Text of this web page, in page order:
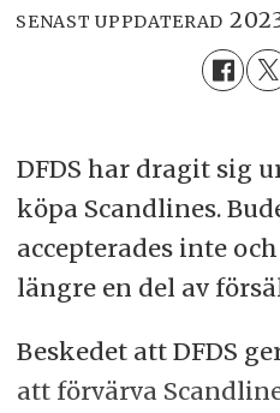
SENAST UPPDATERAD
DFDS har dragit sig
köpa Scandlines.
accepterades inte
längre en del av
Beskedet att DFDS
att förvärva